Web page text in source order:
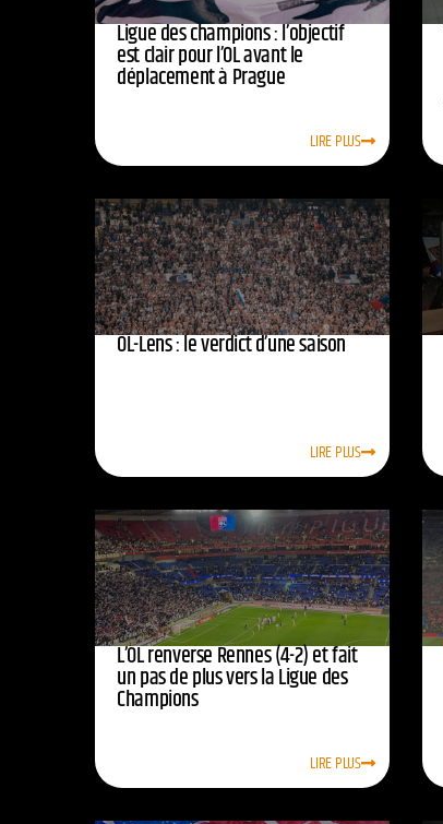
Ligue des champions : l’objectif
est clair pour l’OL avant le
déplacement à Prague
LIRE PLUS
OL-Lens : le verdict d’une saison
LIRE PLUS
L’OL renverse Rennes (4-2) et fait
un pas de plus vers la Ligue des
Champions
LIRE PLUS